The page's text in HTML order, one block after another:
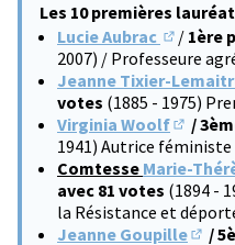
Les 10 premières
Lucie Aubrac
(S'ouvre
/ 1ère
2007) / Professeure
Jeanne Tixier-
votes (1885 - 1975)
Virginia Woolf
/
1941) Autrice féministe
Comtesse Marie-
avec 81 votes (1894 -
la Résistance et
Jeanne Goupille
/